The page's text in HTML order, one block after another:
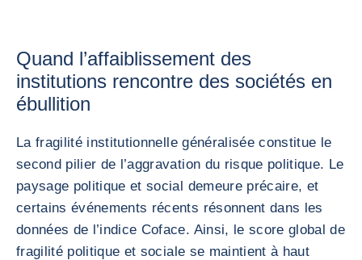
Quand l’affaiblissement des
institutions rencontre des sociétés en
ébullition
La fragilité institutionnelle généralisée constitue le
second pilier de l’aggravation du risque politique. Le
paysage politique et social demeure précaire, et
certains événements récents résonnent dans les
données de l’indice Coface. Ainsi, le score global de
fragilité politique et sociale se maintient à haut